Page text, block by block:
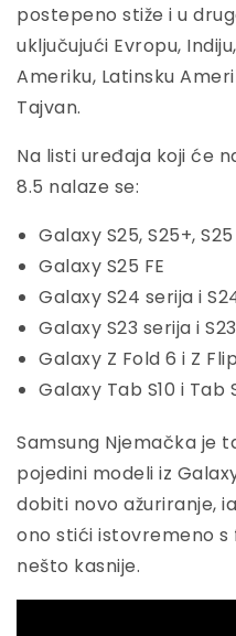
postepeno stiže i u
uključujući Evropu,
Ameriku, Latinsku
Tajvan.
Na listi uređaja koji će
8.5 nalaze se:
Galaxy S25, S25+,
Galaxy S25 FE
Galaxy S24 serija i
Galaxy S23 serija i
Galaxy Z Fold 6 i Z
Galaxy Tab S10 i Tab
Samsung Njemačka je
pojedini modeli iz
dobiti novo ažuriranje,
ono stići istovremeno
nešto kasnije.